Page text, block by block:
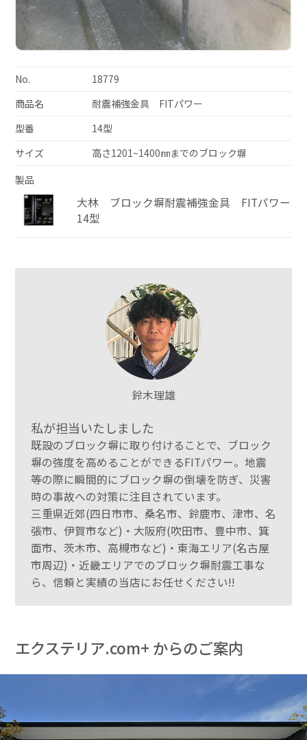
No.
18779
商品名
耐震補強金具 FITパワー
型番
14型
サイズ
高さ1201~1400㎜までのブロック塀
製品
大林 ブロック塀耐震補強金具 FITパワー
14型
鈴木理雄
私が担当いたしました
既設のブロック塀に取り付けることで、ブロック
塀の強度を高めることができるFITパワー。地震
等の際に瞬間的にブロック塀の倒壊を防ぎ、災害
時の事故への対策に注目されています。
三重県近郊(四日市市、桑名市、鈴鹿市、津市、名
張市、伊賀市など)・大阪府(吹田市、豊中市、箕
面市、茨木市、高槻市など)・東海エリア(名古屋
市周辺)・近畿エリアでのブロック塀耐震工事な
ら、信頼と実績の当店にお任せください!!
エクステリア.com+ からのご案内